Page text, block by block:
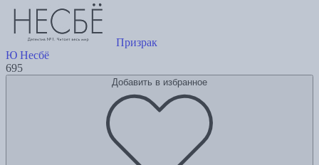
Призрак
Ю Несбё
695
Добавить в избранное